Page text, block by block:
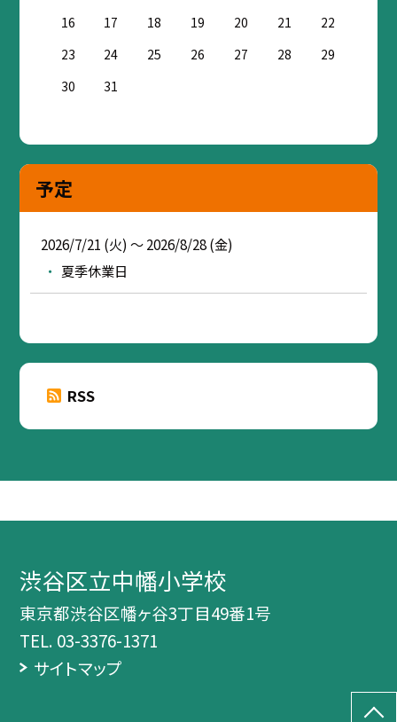
16
17 18 19 20 21
22
23
24 25 26 27 28
29
30
31
予定
2026/7/21 (火) ～ 2026/8/28 (金)
夏季休業日
RSS
渋谷区立中幡小学校
東京都渋谷区幡ヶ谷3丁目49番1号
TEL. 03-3376-1371
サイトマップ